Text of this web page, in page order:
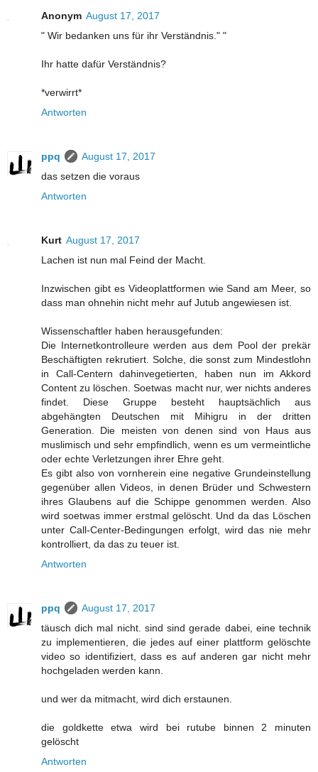
Anonym August 17, 2017
" Wir bedanken uns für ihr Verständnis." "
Ihr hatte dafür Verständnis?
*verwirrt*
Antworten
ppq
August 17, 2017
das setzen die voraus
Antworten
Kurt August 17, 2017
Lachen ist nun mal Feind der Macht.
Inzwischen gibt es Videoplattformen wie Sand am Meer, so
dass man ohnehin nicht mehr auf Jutub angewiesen ist.
Wissenschaftler haben herausgefunden:
Die Internetkontrolleure werden aus dem Pool der prekär
Beschäftigten rekrutiert. Solche, die sonst zum Mindestlohn
in Call-Centern dahinvegetierten, haben nun im Akkord
Content zu löschen. Soetwas macht nur, wer nichts anderes
findet. Diese Gruppe besteht hauptsächlich aus
abgehängten Deutschen mit Mihigru in der dritten
Generation. Die meisten von denen sind von Haus aus
muslimisch und sehr empfindlich, wenn es um vermeintliche
oder echte Verletzungen ihrer Ehre geht.
Es gibt also von vornherein eine negative Grundeinstellung
gegenüber allen Videos, in denen Brüder und Schwestern
ihres Glaubens auf die Schippe genommen werden. Also
wird soetwas immer erstmal gelöscht. Und da das Löschen
unter Call-Center-Bedingungen erfolgt, wird das nie mehr
kontrolliert, da das zu teuer ist.
Antworten
ppq
August 17, 2017
täusch dich mal nicht. sind sind gerade dabei, eine technik
zu implementieren, die jedes auf einer plattform gelöschte
video so identifiziert, dass es auf anderen gar nicht mehr
hochgeladen werden kann.
und wer da mitmacht, wird dich erstaunen.
die goldkette etwa wird bei rutube binnen 2 minuten
gelöscht
Antworten